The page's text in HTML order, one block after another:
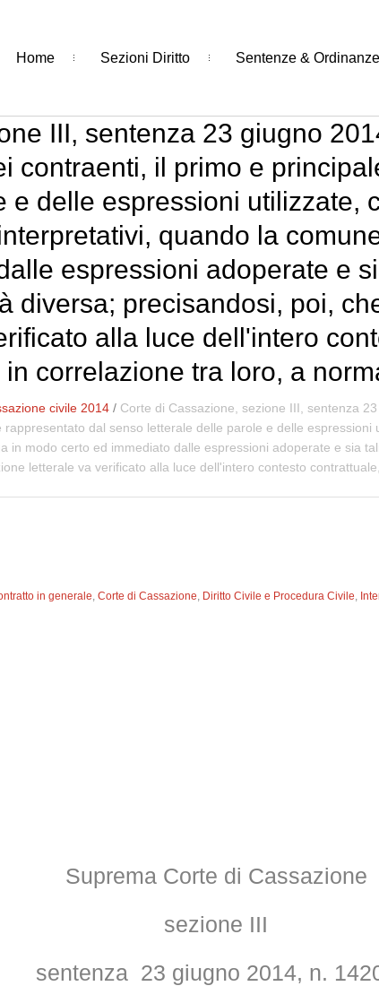
Home Sezioni Diritto Sentenze & Ordinanze
III, sentenza 23 giugno
contraenti, il primo e
e delle espressioni utilizzate,
quando la
espressioni adoperate e
diversa; precisandosi, poi,
alla luce dell'intero
correlazione tra loro, a
civile 2014 / Corte di Cassazione, sezione III, sentenza
dal senso letterale delle parole e delle
in modo certo ed immediato dalle espressioni adoperate e sia
letterale va verificato alla luce dell'intero contesto
in generale,Corte di Cassazione, Diritto Civile e Procedura Civile,
Suprema Corte di Cassazione
sezione III
sentenza 23 giugno 2014, n.